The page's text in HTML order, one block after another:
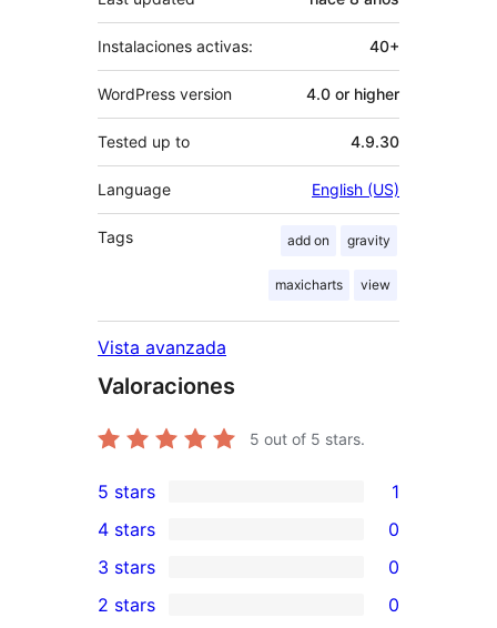
Instalaciones activas: 40+
WordPress version 4.0 or higher
Tested up to 4.9.30
Language English (US)
Tags add on gravity
maxicharts view
Vista avanzada
Valoraciones
5 out of 5 stars.
1
5-
star
review
5 stars 1
4-
star
4 stars 0
0
3-
3 stars 0
2 stars 0